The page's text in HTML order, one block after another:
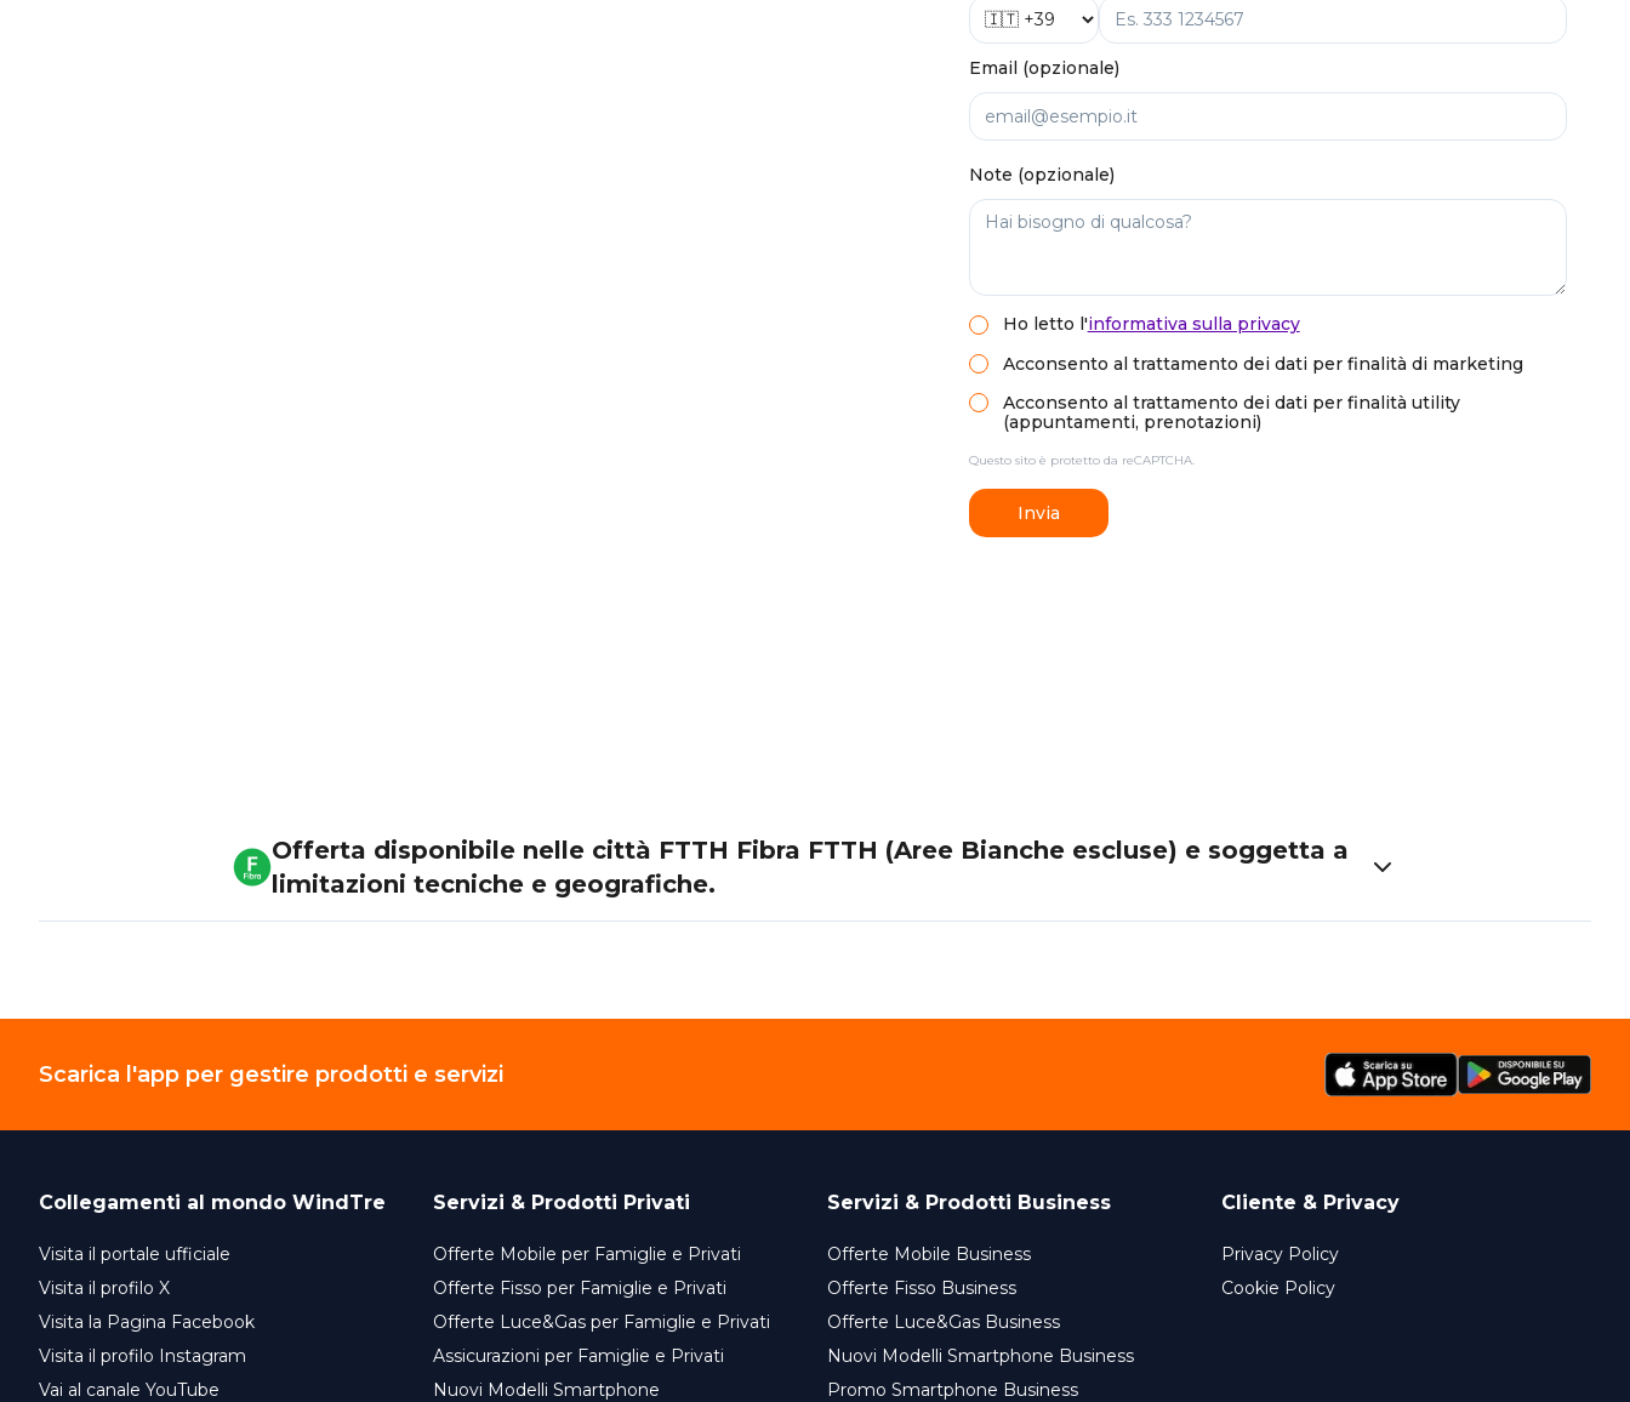
Email (opzionale)
Note (opzionale)
Ho letto l'informativa sulla privacy
Acconsento al trattamento dei dati per finalità di marketing
Acconsento al trattamento dei dati per finalità utility
(appuntamenti, prenotazioni)
Questo sito è protetto da reCAPTCHA.
Invia
Offerta disponibile nelle città FTTH Fibra FTTH (Aree Bianche escluse) e soggetta a
limitazioni tecniche e geografiche.
Scarica l'app per gestire prodotti e servizi
Collegamenti al mondo WindTre
Visita il portale ufficiale
Visita il profilo X
Visita la Pagina Facebook
Visita il profilo Instagram
Vai al canale YouTube
Servizi & Prodotti Privati
Offerte Mobile per Famiglie e Privati
Offerte Fisso per Famiglie e Privati
Offerte Luce&Gas per Famiglie e Privati
Assicurazioni per Famiglie e Privati
Nuovi Modelli Smartphone
Servizi & Prodotti Business
Offerte Mobile Business
Offerte Fisso Business
Offerte Luce&Gas Business
Nuovi Modelli Smartphone Business
Promo Smartphone Business
Cliente & Privacy
Privacy Policy
Cookie Policy